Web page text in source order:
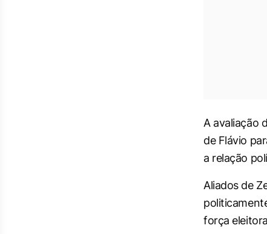
A avaliação
de Flávio
a relação
Aliados de
força